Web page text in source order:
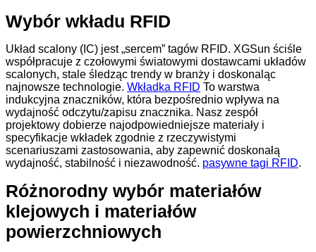
Wybór wkładu RFID
Układ scalony (IC) jest „sercem” tagów RFID. XGSun ściśle
współpracuje z czołowymi światowymi dostawcami układów
scalonych, stale śledząc trendy w branży i doskonaląc
najnowsze technologie. Wkładka RFID To warstwa
indukcyjna znaczników, która bezpośrednio wpływa na
wydajność odczytu/zapisu znacznika. Nasz zespół
projektowy dobierze najodpowiedniejsze materiały i
specyfikacje wkładek zgodnie z rzeczywistymi
scenariuszami zastosowania, aby zapewnić doskonałą
wydajność, stabilność i niezawodność. pasywne tagi RFID.
Różnorodny wybór materiałów
klejowych i materiałów
powierzchniowych